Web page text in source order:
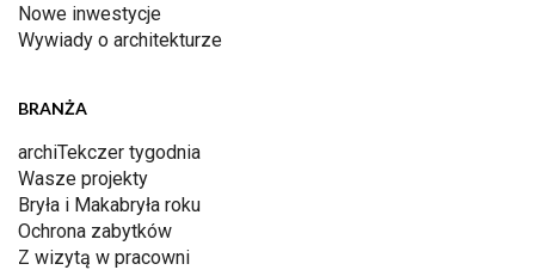
Nowe inwestycje
Wywiady o architekturze
BRANŻA
archiTekczer tygodnia
Wasze projekty
Bryła i Makabryła roku
Ochrona zabytków
Z wizytą w pracowni